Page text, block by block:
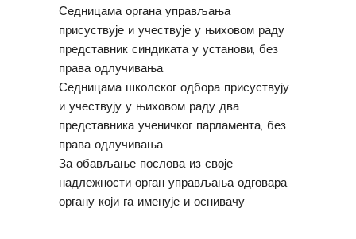
Седницама органа управљања
присуствује и учествује у њиховом раду
представник синдиката у установи, без
права одлучивања.
Седницама школског одбора присуствују
и учествују у њиховом раду два
представника ученичког парламента, без
права одлучивања.
За обављање послова из своје
надлежности орган управљања одговара
органу који га именује и оснивачу.